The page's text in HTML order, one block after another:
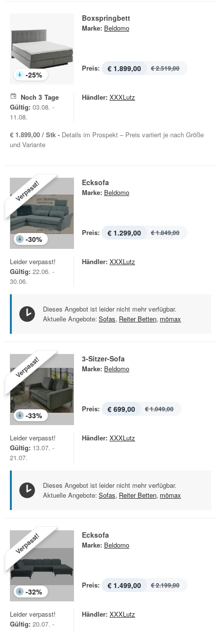
-25%
Boxspringbett
Marke: Beldomo
Preis: € 1.899,00 € 2.519,00
Noch 3 Tage
Gültig: 03.08. -
11.08.
Händler: XXXLutz
€ 1.899,00 / Stk - Details im Prospekt – Preis variiert je nach Größe
und Variante
Verpasst!
-30%
Ecksofa
Marke: Beldomo
Preis: € 1.299,00 € 1.849,00
Leider verpasst!
Gültig: 22.06. -
30.06.
Händler: XXXLutz
Dieses Angebot ist leider nicht mehr verfügbar.
Aktuelle Angebote: Sofas, Reiter Betten, mömax
Verpasst!
-33%
3-Sitzer-Sofa
Marke: Beldomo
Preis: € 699,00 € 1.049,00
Leider verpasst!
Gültig: 13.07. -
21.07.
Händler: XXXLutz
Dieses Angebot ist leider nicht mehr verfügbar.
Aktuelle Angebote: Sofas, Reiter Betten, mömax
Verpasst!
-32%
Ecksofa
Marke: Beldomo
Preis: € 1.499,00 € 2.199,00
Leider verpasst!
Gültig: 20.07. -
Händler: XXXLutz